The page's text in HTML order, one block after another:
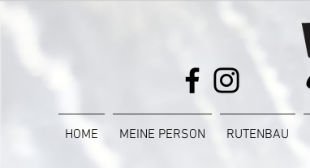
HOME MEINE PERSON RUTENBAU